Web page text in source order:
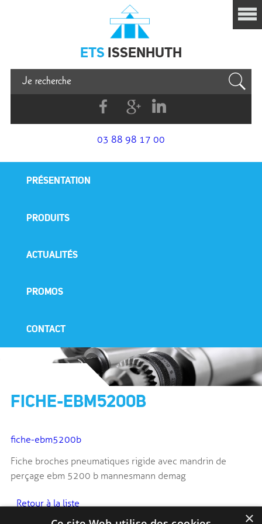
Issenhuth
ETS ISSENHUTH
FacebookG+
Linkedin
03 88 98 17 00
PRÉSENTATION
PRODUITS
ACTUALITÉS
PROMOS
CONTACT
FICHE-EBM5200B
fiche-ebm5200b
Fiche broches pneumatiques rigide avec mandrin de
perçage ebm 5200 b mannesmann demag
Retour à la liste
×